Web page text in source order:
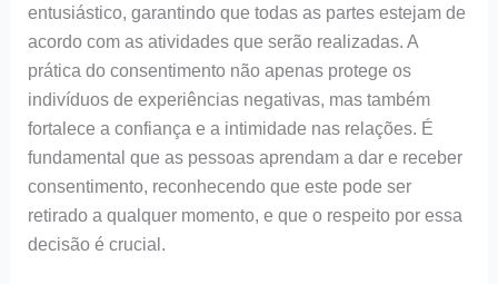
entusiástico, garantindo que todas as partes estejam de
acordo com as atividades que serão realizadas. A
prática do consentimento não apenas protege os
indivíduos de experiências negativas, mas também
fortalece a confiança e a intimidade nas relações. É
fundamental que as pessoas aprendam a dar e receber
consentimento, reconhecendo que este pode ser
retirado a qualquer momento, e que o respeito por essa
decisão é crucial.